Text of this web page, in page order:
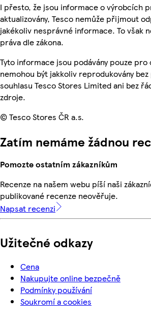
I přesto, že jsou informace o výrobcích
aktualizovány, Tesco nemůže přijmout
jakékoliv nesprávné informace. To však
práva dle zákona.
Tyto informace jsou podávány pouze
nemohou být jakkoliv reprodukovány
souhlasu Tesco Stores Limited ani bez
zdroje.
© Tesco Stores ČR a.s.
Zatím nemáme žádnou
Pomozte ostatním zákazníkům
Recenze na našem webu píší naši
publikované recenze neověřuje.
Napsat recenzi
Užitečné odkazy
Cena
Nakupujte online bezpečně
Podmínky používání
Soukromí a cookies